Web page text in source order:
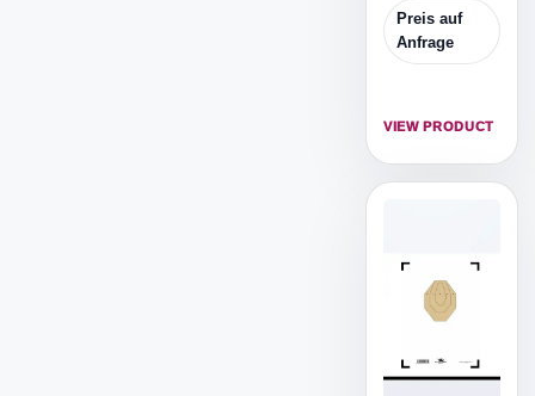
ist die
reduzierte
Zielscheibe,
Distanz zu
Preis auf
Anfrage
VIEW PRODUCT